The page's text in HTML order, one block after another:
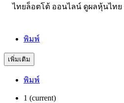
ไทยล็อตโต้ ออนไลน์ ดูผลหุ้นไทย
พิมพ์
เพิ่มเติม
พิมพ์
1 (current)